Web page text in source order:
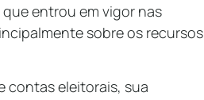
entrou em vigor nas
sobre os recursos
contas eleitorais, sua